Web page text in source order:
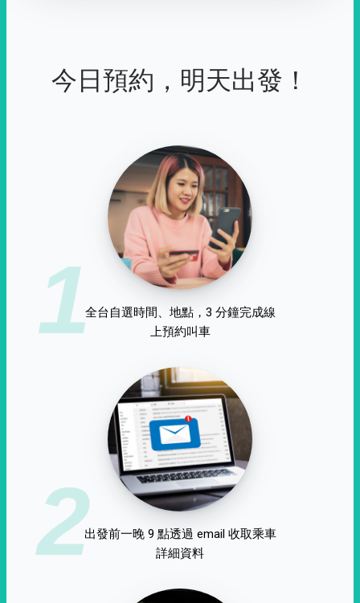
今日預約，明天出發！
1全台自選時間、地點，3 分鐘完成線
上預約叫車
2出發前一晚 9 點透過 email 收取乘車
詳細資料